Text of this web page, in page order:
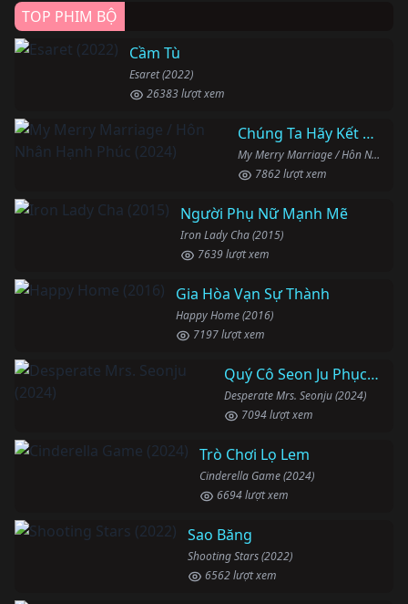
TOP PHIM BỘ
Cầm Tù
Esaret (2022)
26383 lượt xem
Chúng Ta Hãy Kết Hôn Nhé
My Merry Marriage / Hôn Nhân Hạnh Phúc (2024)
7862 lượt xem
Người Phụ Nữ Mạnh Mẽ
Iron Lady Cha (2015)
7639 lượt xem
Gia Hòa Vạn Sự Thành
Happy Home (2016)
7197 lượt xem
Quý Cô Seon Ju Phục Thù
Desperate Mrs. Seonju (2024)
7094 lượt xem
Trò Chơi Lọ Lem
Cinderella Game (2024)
6694 lượt xem
Sao Băng
Shooting Stars (2022)
6562 lượt xem